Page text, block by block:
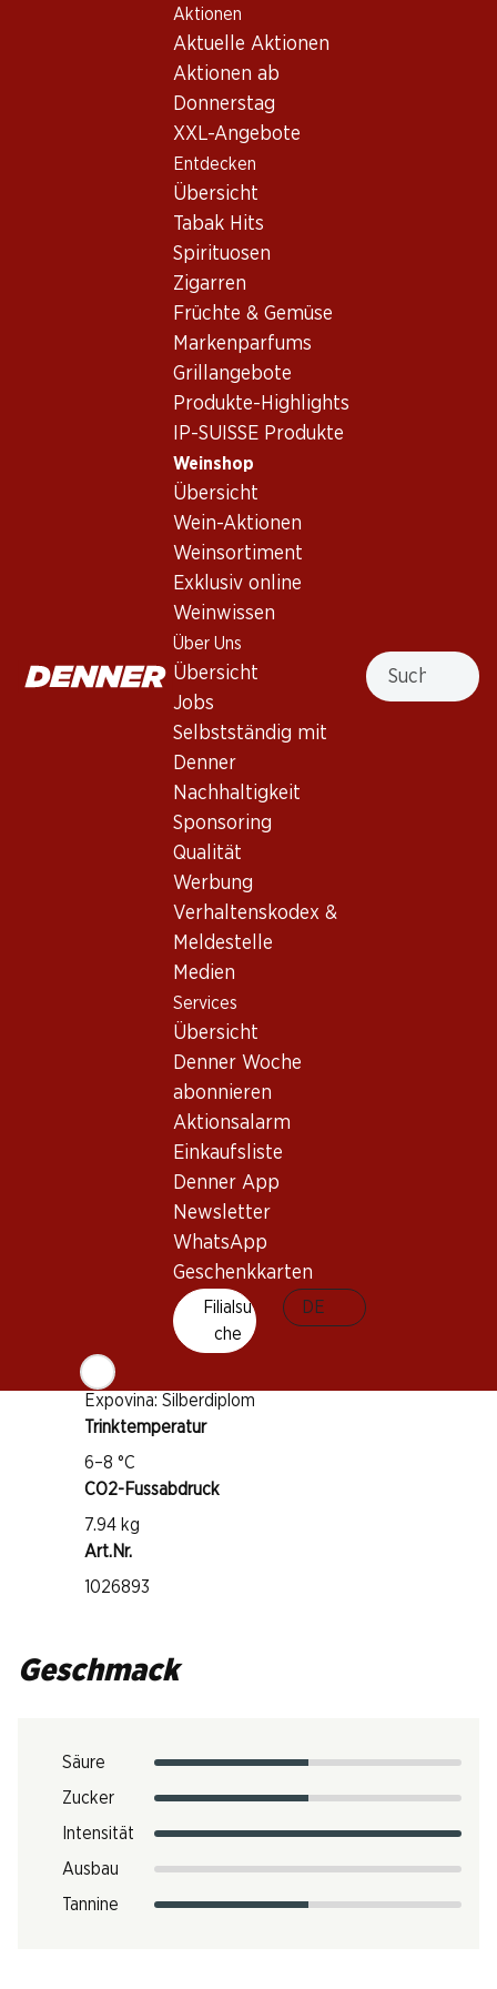
Aktionen
Aktuelle Aktionen
Aktionen ab
Donnerstag
XXL-Angebote
Entdecken
Übersicht
Tabak Hits
Spirituosen
Zigarren
Früchte & Gemüse
Markenparfums
Grillangebote
Produkte-Highlights
IP-SUISSE Produkte
Weinshop
Übersicht
Wein-Aktionen
Weinsortiment
Exklusiv online
Weinwissen
Über Uns
Übersicht
Jobs
Selbstständig mit
Denner
Nachhaltigkeit
Sponsoring
Qualität
Werbung
Verhaltenskodex &
Meldestelle
Medien
Services
Übersicht
Denner Woche
abonnieren
Aktionsalarm
Einkaufsliste
Denner App
Newsletter
WhatsApp
Geschenkkarten
Filialsu
che
DE
Suche
Wein/Champagner
Champagne
Bio Colligny Brut Champagne AOC
Vorderseite Rückseite Verpackung
Bio Colligny Brut Champagne
Frankreich,Champagne
Blasses Goldgelb. Feine Noten von frischem Brioche,
Zitrusfrüchten und etwas Ananas. Voll im Gaumen mit
Wissenswertes
Pinot Meunier
Schaumwein
Auszeichnungen
Weinseller: 16.25 Punkte
Falstaff: 88 Punkte
Expovina: Silberdiplom
Trinktemperatur
6–8 °C
CO2-Fussabdruck
7.94 kg
Art.Nr.
1026893
Geschmack
Säure
Zucker
Intensität
Ausbau
Tannine